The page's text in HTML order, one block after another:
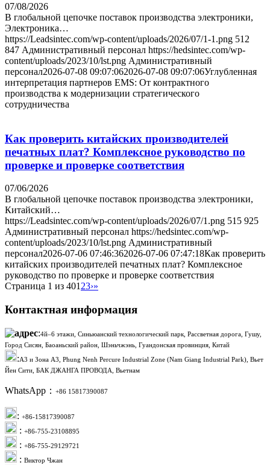
07/08/2026
В глобальной цепочке поставок производства электроники,
Электроника…
https://Leadsintec.com/wp-content/uploads/2026/07/1-1.png 512
847 Административный персонал https://hedsintec.com/wp-
content/uploads/2023/10/lst.png Административный
персонал2026-07-08 09:07:062026-07-08 09:07:06Углубленная
интерпретация партнеров EMS: От контрактного
производства к модернизации стратегического
сотрудничества
Как проверить китайских производителей
печатных плат? Комплексное руководство по
проверке и проверке соответствия
07/06/2026
В глобальной цепочке поставок производства электроники,
Китайский…
https://Leadsintec.com/wp-content/uploads/2026/07/1.png 515 925
Административный персонал https://hedsintec.com/wp-
content/uploads/2023/10/lst.png Административный
персонал2026-07-06 07:46:362026-07-06 07:47:18Как проверить
китайских производителей печатных плат? Комплексное
руководство по проверке и проверке соответствия
Страница 1 из 401 23›»
Контактная информация
:4й–6 этажи, Синьюанский технологический парк, Рассветная дорога, Гушу,
Город Сисян, Баоаньский район, Шэньчжэнь, Гуандонская провинция, Китай
:A3 и Зона A3, Phung Nenh Percure Industrial Zone (Nam Giang Industrial Park), Вьет
Йен Сити, БАК ДЖАНГА ПРОВОДА, Вьетнам
WhatsApp： +86 15817390087
: +86-15817390087
: +86-755-23108895
: +86-755-29129721
: Виктор Чжан